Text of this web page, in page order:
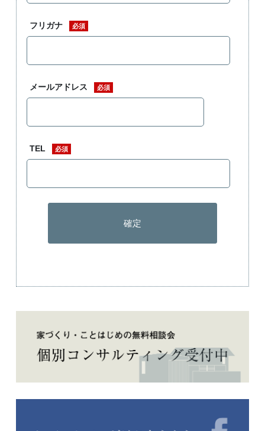
フリガナ 必須
メールアドレス 必須
TEL 必須